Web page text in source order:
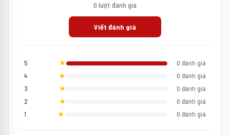
0 lượt đánh giá
Viết đánh giá
5 ★
0 đánh giá
4
★
0 đánh giá
3
★
0 đánh giá
2
★
0 đánh giá
1
★ 0 đánh giá